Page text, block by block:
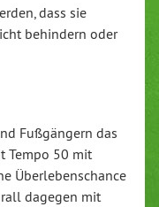
dass sie
behindern oder
Fußgängern das
Tempo 50 mit
Überlebenschance
dagegen mit